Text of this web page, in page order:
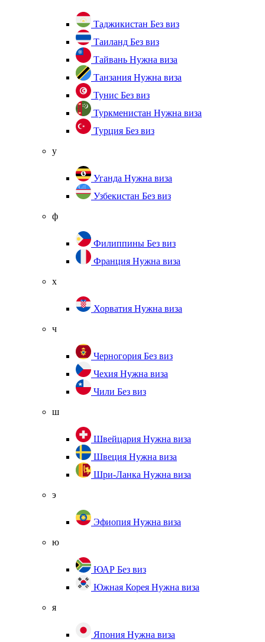
Таджикистан Без виз
Таиланд Без виз
Тайвань Нужна виза
Танзания Нужна виза
Тунис Без виз
Туркменистан Нужна виза
Турция Без виз
у
Уганда Нужна виза
Узбекистан Без виз
ф
Филиппины Без виз
Франция Нужна виза
х
Хорватия Нужна виза
ч
Черногория Без виз
Чехия Нужна виза
Чили Без виз
ш
Швейцария Нужна виза
Швеция Нужна виза
Шри-Ланка Нужна виза
э
Эфиопия Нужна виза
ю
ЮАР Без виз
Южная Корея Нужна виза
я
Япония Нужна виза